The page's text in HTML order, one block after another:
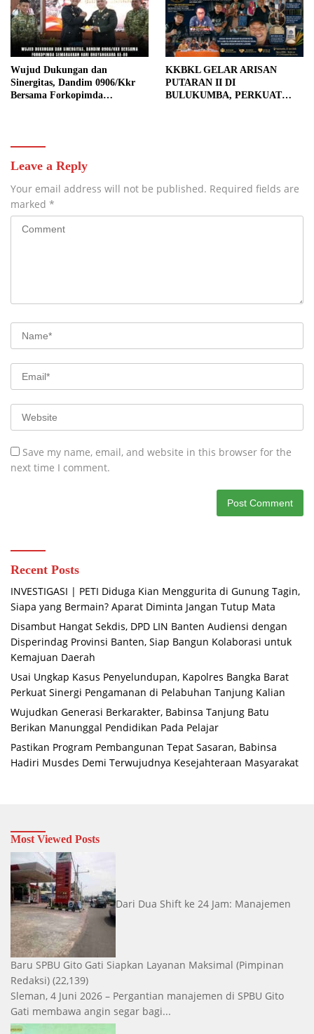
Wujud Dukungan dan
Sinergitas, Dandim 0906/Kkr
Bersama Forkopimda
KKBKL GELAR ARISAN
PUTARAN II DI
BULUKUMBA, PERKUAT
Leave a Reply
Your email address will not be published. Required fields are
marked *
Save my name, email, and website in this browser for the
next time I comment.
Recent Posts
INVESTIGASI | PETI Diduga Kian Menggurita di Gunung Tagin,
Siapa yang Bermain? Aparat Diminta Jangan Tutup Mata
Disambut Hangat Sekdis, DPD LIN Banten Audiensi dengan
Disperindag Provinsi Banten, Siap Bangun Kolaborasi untuk
Kemajuan Daerah
Usai Ungkap Kasus Penyelundupan, Kapolres Bangka Barat
Perkuat Sinergi Pengamanan di Pelabuhan Tanjung Kalian
Wujudkan Generasi Berkarakter, Babinsa Tanjung Batu
Berikan Manunggal Pendidikan Pada Pelajar
Pastikan Program Pembangunan Tepat Sasaran, Babinsa
Hadiri Musdes Demi Terwujudnya Kesejahteraan Masyarakat
Most Viewed Posts
Dari Dua Shift ke 24 Jam: Manajemen
Baru SPBU Gito Gati Siapkan Layanan Maksimal (Pimpinan
Redaksi) (22,139)
Sleman, 4 Juni 2026 – Pergantian manajemen di SPBU Gito
Gati membawa angin segar bagi...